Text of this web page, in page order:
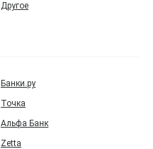
Другое
Банки.ру
Точка
Альфа Банк
Zetta